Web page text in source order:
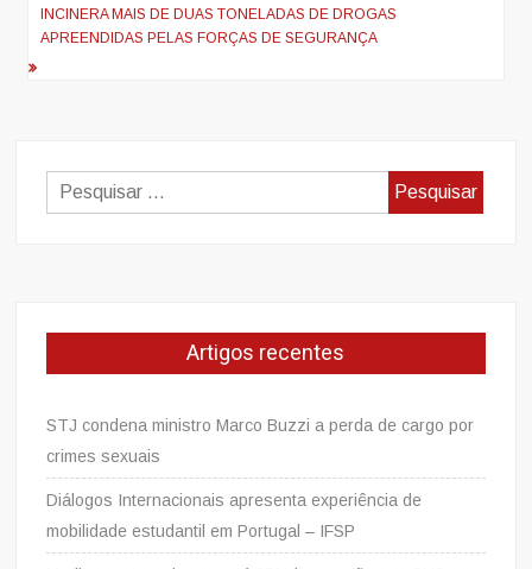
INCINERA MAIS DE DUAS TONELADAS DE DROGAS
APREENDIDAS PELAS FORÇAS DE SEGURANÇA
Pesquisar
por:
Artigos recentes
STJ condena ministro Marco Buzzi a perda de cargo por
crimes sexuais
Diálogos Internacionais apresenta experiência de
mobilidade estudantil em Portugal – IFSP